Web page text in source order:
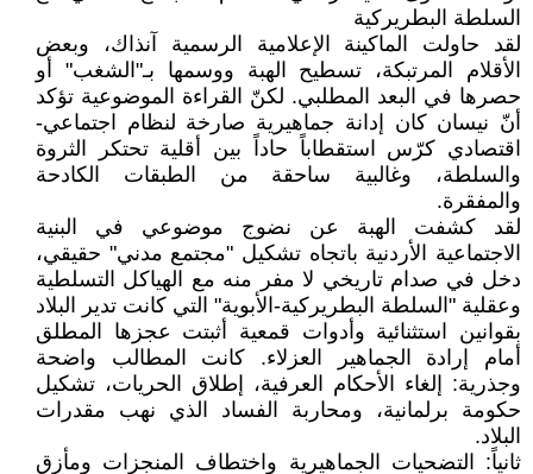
السلطة البطريركية
لقد حاولت الماكينة الإعلامية الرسمية آنذاك، وبعض
الأقلام المرتبكة، تسطيح الهبة ووسمها بـ"الشغب" أو
حصرها في البعد المطلبي. لكنّ القراءة الموضوعية تؤكد
أنّ نيسان كان إدانة جماهيرية صارخة لنظام اجتماعي-
اقتصادي كرّس استقطاباً حاداً بين أقلية تحتكر الثروة
والسلطة، وغالبية ساحقة من الطبقات الكادحة
والمفقرة.
لقد كشفت الهبة عن نضوج موضوعي في البنية
الاجتماعية الأردنية باتجاه تشكيل "مجتمع مدني" حقيقي،
دخل في صدام تاريخي لا مفر منه مع الهياكل التسلطية
وعقلية "السلطة البطريركية-الأبوية" التي كانت تدير البلاد
بقوانين استثنائية وأدوات قمعية أثبتت عجزها المطلق
أمام إرادة الجماهير العزلاء. كانت المطالب واضحة
وجذرية: إلغاء الأحكام العرفية، إطلاق الحريات، تشكيل
حكومة برلمانية، ومحاربة الفساد الذي نهب مقدرات
البلاد.
ثانياً: التضحيات الجماهيرية واختطاف المنجزات ومأزق